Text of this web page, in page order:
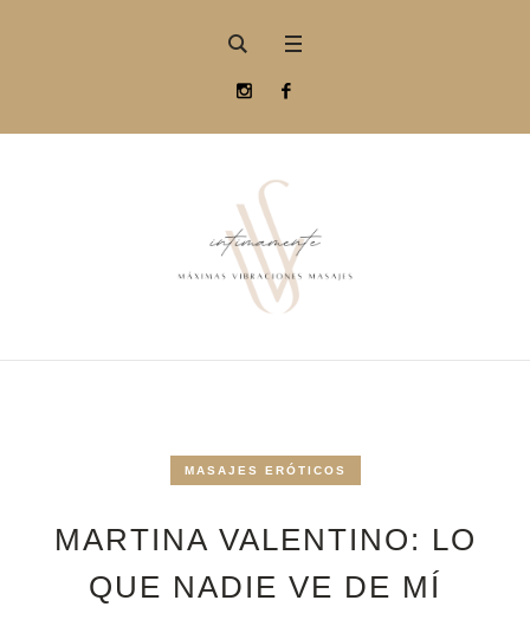
MASAJES ERÓTICOS
MARTINA VALENTINO: LO
QUE NADIE VE DE MÍ